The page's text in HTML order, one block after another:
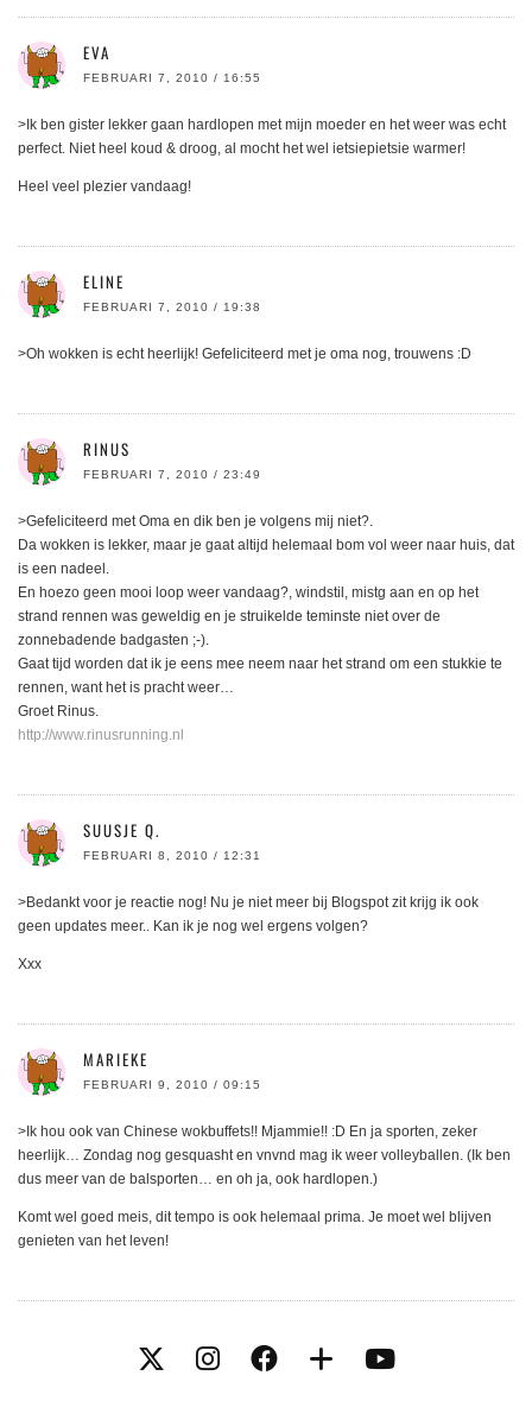
EVA
FEBRUARI 7, 2010 / 16:55
>Ik ben gister lekker gaan hardlopen met mijn moeder en het weer was echt
perfect. Niet heel koud & droog, al mocht het wel ietsiepietsie warmer!
Heel veel plezier vandaag!
ELINE
FEBRUARI 7, 2010 / 19:38
>Oh wokken is echt heerlijk! Gefeliciteerd met je oma nog, trouwens :D
RINUS
FEBRUARI 7, 2010 / 23:49
>Gefeliciteerd met Oma en dik ben je volgens mij niet?.
Da wokken is lekker, maar je gaat altijd helemaal bom vol weer naar huis, dat
is een nadeel.
En hoezo geen mooi loop weer vandaag?, windstil, mistg aan en op het
strand rennen was geweldig en je struikelde teminste niet over de
zonnebadende badgasten ;-).
Gaat tijd worden dat ik je eens mee neem naar het strand om een stukkie te
rennen, want het is pracht weer…
Groet Rinus.
http://www.rinusrunning.nl
SUUSJE Q.
FEBRUARI 8, 2010 / 12:31
>Bedankt voor je reactie nog! Nu je niet meer bij Blogspot zit krijg ik ook
geen updates meer.. Kan ik je nog wel ergens volgen?
Xxx
MARIEKE
FEBRUARI 9, 2010 / 09:15
>Ik hou ook van Chinese wokbuffets!! Mjammie!! :D En ja sporten, zeker
heerlijk… Zondag nog gesquasht en vnvnd mag ik weer volleyballen. (Ik ben
dus meer van de balsporten… en oh ja, ook hardlopen.)
Komt wel goed meis, dit tempo is ook helemaal prima. Je moet wel blijven
genieten van het leven!